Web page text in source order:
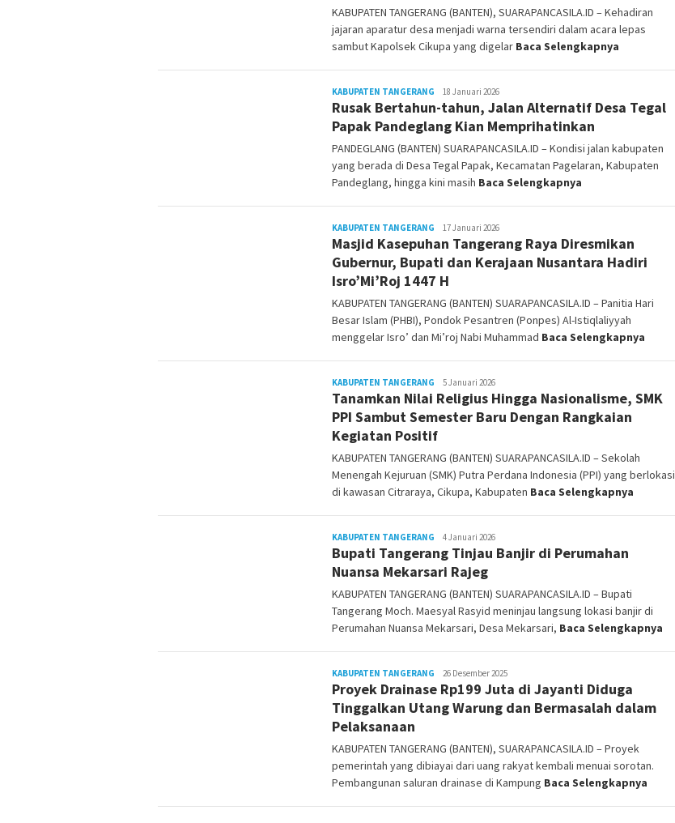
KABUPATEN TANGERANG (BANTEN), SUARAPANCASILA.ID – Kehadiran
jajaran aparatur desa menjadi warna tersendiri dalam acara lepas
sambut Kapolsek Cikupa yang digelar Baca Selengkapnya
KABUPATEN TANGERANG Redaksi
18 Januari 2026
Rusak Bertahun-tahun, Jalan Alternatif Desa Tegal
Papak Pandeglang Kian Memprihatinkan
PANDEGLANG (BANTEN) SUARAPANCASILA.ID – Kondisi jalan kabupaten
yang berada di Desa Tegal Papak, Kecamatan Pagelaran, Kabupaten
Pandeglang, hingga kini masih Baca Selengkapnya
KABUPATEN TANGERANG Redaksi
17 Januari 2026
Masjid Kasepuhan Tangerang Raya Diresmikan
Gubernur, Bupati dan Kerajaan Nusantara Hadiri
Isro’Mi’Roj 1447 H
KABUPATEN TANGERANG (BANTEN) SUARAPANCASILA.ID – Panitia Hari
Besar Islam (PHBI), Pondok Pesantren (Ponpes) Al-Istiqlaliyyah
menggelar Isro’ dan Mi’roj Nabi Muhammad Baca Selengkapnya
KABUPATEN TANGERANG Redaksi
5 Januari 2026
Tanamkan Nilai Religius Hingga Nasionalisme, SMK
PPI Sambut Semester Baru Dengan Rangkaian
Kegiatan Positif
KABUPATEN TANGERANG (BANTEN) SUARAPANCASILA.ID – Sekolah
Menengah Kejuruan (SMK) Putra Perdana Indonesia (PPI) yang berlokasi
di kawasan Citraraya, Cikupa, Kabupaten Baca Selengkapnya
KABUPATEN TANGERANG Alfiansyah
Hasan
4 Januari 2026
Bupati Tangerang Tinjau Banjir di Perumahan
Nuansa Mekarsari Rajeg
KABUPATEN TANGERANG (BANTEN) SUARAPANCASILA.ID – Bupati
Tangerang Moch. Maesyal Rasyid meninjau langsung lokasi banjir di
Perumahan Nuansa Mekarsari, Desa Mekarsari, Baca Selengkapnya
KABUPATEN TANGERANG Bonai
Gunawan
26 Desember 2025
Proyek Drainase Rp199 Juta di Jayanti Diduga
Tinggalkan Utang Warung dan Bermasalah dalam
Pelaksanaan
KABUPATEN TANGERANG (BANTEN), SUARAPANCASILA.ID – Proyek
pemerintah yang dibiayai dari uang rakyat kembali menuai sorotan.
Pembangunan saluran drainase di Kampung Baca Selengkapnya